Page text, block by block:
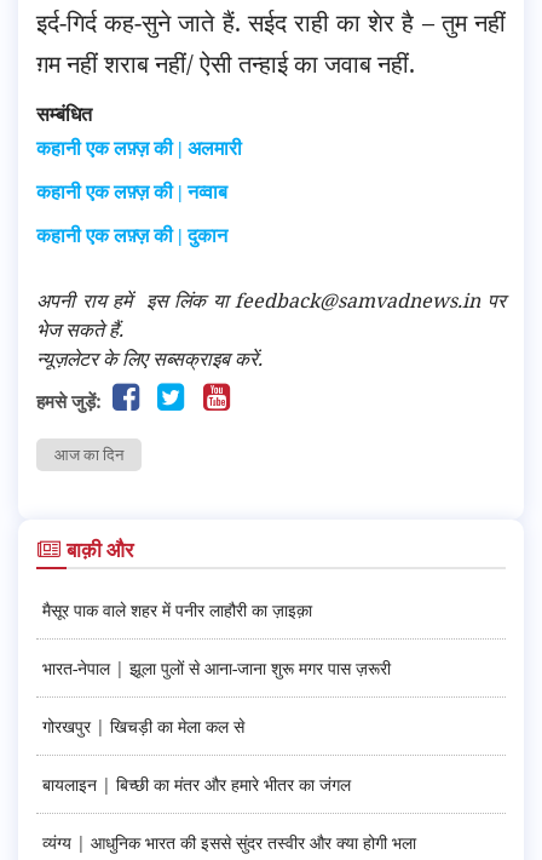
इर्द-गिर्द कह-सुने जाते हैं. सईद राही का शेर है – तुम नहीं
ग़म नहीं शराब नहीं/ ऐसी तन्हाई का जवाब नहीं.
सम्बंधित
कहानी एक लफ़्ज़ की | अलमारी
कहानी एक लफ़्ज़ की | नव्वाब
कहानी एक लफ़्ज़ की | दुकान
अपनी राय हमें इस लिंक या feedback@samvadnews.in पर
भेज सकते हैं.
न्यूज़लेटर के लिए सब्सक्राइब करें.
हमसे जुड़ें:
आज का दिन
बाक़ी और
मैसूर पाक वाले शहर में पनीर लाहौरी का ज़ाइक़ा
भारत-नेपाल | झूला पुलों से आना-जाना शुरू मगर पास ज़रूरी
गोरखपुर | खिचड़ी का मेला कल से
बायलाइन | बिच्छी का मंतर और हमारे भीतर का जंगल
व्यंग्य | आधुनिक भारत की इससे सुंदर तस्वीर और क्या होगी भला